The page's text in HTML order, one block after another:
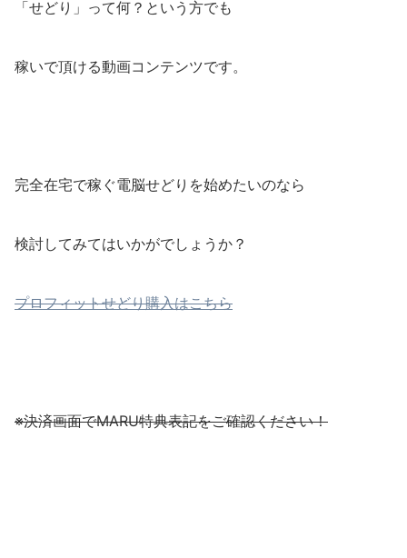
「せどり」って何？という方でも
稼いで頂ける動画コンテンツです。
完全在宅で稼ぐ電脳せどりを始めたいのなら
検討してみてはいかがでしょうか？
プロフィットせどり購入はこちら
※決済画面でMARU特典表記をご確認ください！